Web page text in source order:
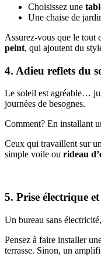
Choisissez une
Une chaise de
Assurez-vous que le tout
peint, qui ajoutent du
4. Adieu reflets du
Le soleil est agréable…
journées de besognes.
Comment? En installant
Ceux qui travaillent sur
simple voile ou rideau
5. Prise électrique
Un bureau sans
Pensez à faire installer
terrasse. Sinon, un